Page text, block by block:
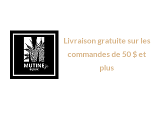
Livraison gratuite sur les
commandes de 50 $ et
plus